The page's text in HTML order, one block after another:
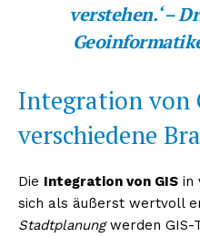
verstehen.‘ –
Integration von
verschiedene
Die Integration von GIS in
sich als äußerst wertvoll
Stadtplanungwerden GIS-